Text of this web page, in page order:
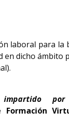
laboral para la
en dicho ámbito
impartido
Formación